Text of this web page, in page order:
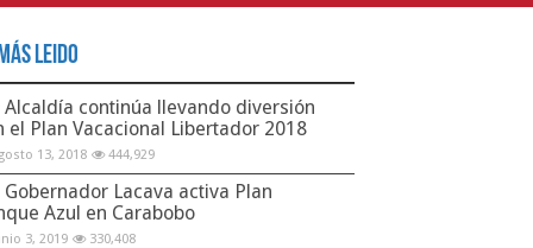
Leido
Alcaldía continúa llevando diversión
el Plan Vacacional Libertador 2018
13, 2018 444,929
Gobernador Lacava activa Plan
Azul en Carabobo
3, 2019 330,408